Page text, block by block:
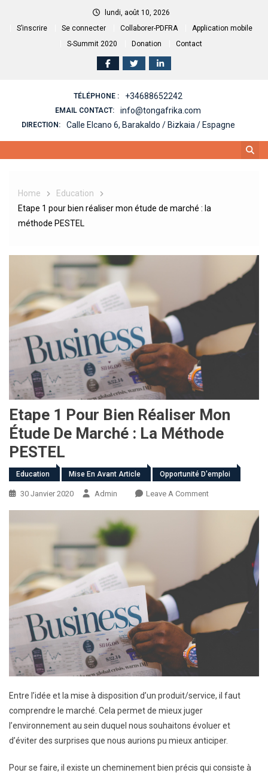
lundi, août 10, 2026
S’inscrire
Se connecter Collaborer-PDFRA
Application mobile
S-Summit 2020
Donation Contact
TÉLÉPHONE : +34688652242
EMAIL CONTACT: info@tongafrika.com
DIRECTION: Calle Elcano 6, Barakaldo / Bizkaia / Espagne
Home
Education
Etape 1 pour bien réaliser mon étude de marché : la
méthode PESTEL
Etape 1 Pour Bien Réaliser Mon
Étude De Marché : La Méthode
PESTEL
Education Mise En Avant Article Opportunité D'emploi
30 Janvier 2020 Admin Leave A CommentOn
Réaliser
Mon
:
Entre l’idée et la mise à disposition d’un produit/service, il faut
comprendre le marché. Cela permet de mieux juger
l’environnement au sein duquel nous souhaitons évoluer et
d’éviter des surprises que nous aurions pu mieux anticiper.
Pour se faire, il existe un cheminement bien précis qui consiste à